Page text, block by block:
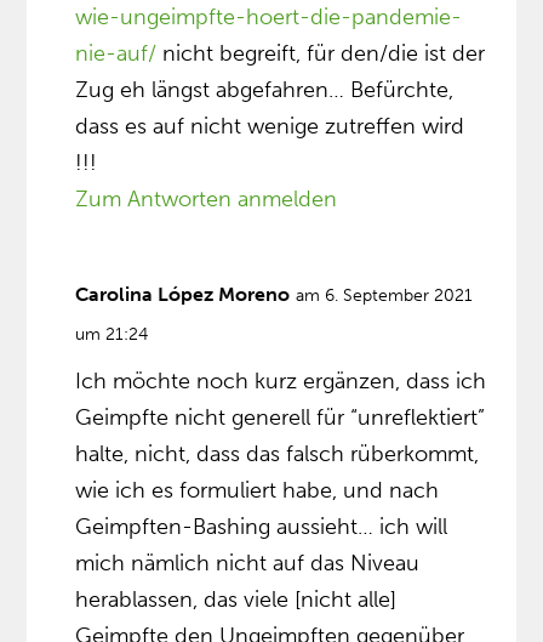
wie-ungeimpfte-hoert-die-pandemie-
nie-auf/ nicht begreift, für den/die ist der
Zug eh längst abgefahren… Befürchte,
dass es auf nicht wenige zutreffen wird
!!!
Zum Antworten anmelden
Carolina López Moreno am 6. September 2021
um 21:24
Ich möchte noch kurz ergänzen, dass ich
Geimpfte nicht generell für “unreflektiert”
halte, nicht, dass das falsch rüberkommt,
wie ich es formuliert habe, und nach
Geimpften-Bashing aussieht… ich will
mich nämlich nicht auf das Niveau
herablassen, das viele [nicht alle]
Geimpfte den Ungeimpften gegenüber